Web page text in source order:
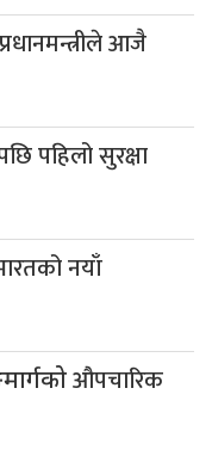
आजै
पहिलो सुरक्षा
नयाँ
औपचारिक